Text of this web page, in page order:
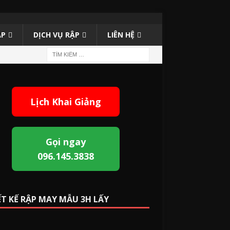
DỊCH VỤ RẬP LIÊN HỆ
Lịch Khai Giảng
Gọi ngay
096.145.3838
KẾ RẬP MAY MẪU 3H LẤY